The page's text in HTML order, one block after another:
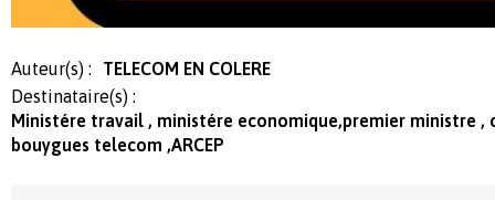
Auteur(s) :
TELECOM EN COLERE
Destinataire(s) :
Ministére travail , ministére economique,premier ministre ,
bouygues telecom ,ARCEP